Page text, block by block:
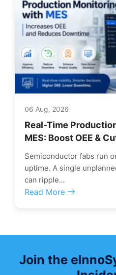
06 Aug, 2026
Real-Time
MES: Boost OEE &
Semiconductor fabs run
uptime. A single
can ripple...
Read More
Join the